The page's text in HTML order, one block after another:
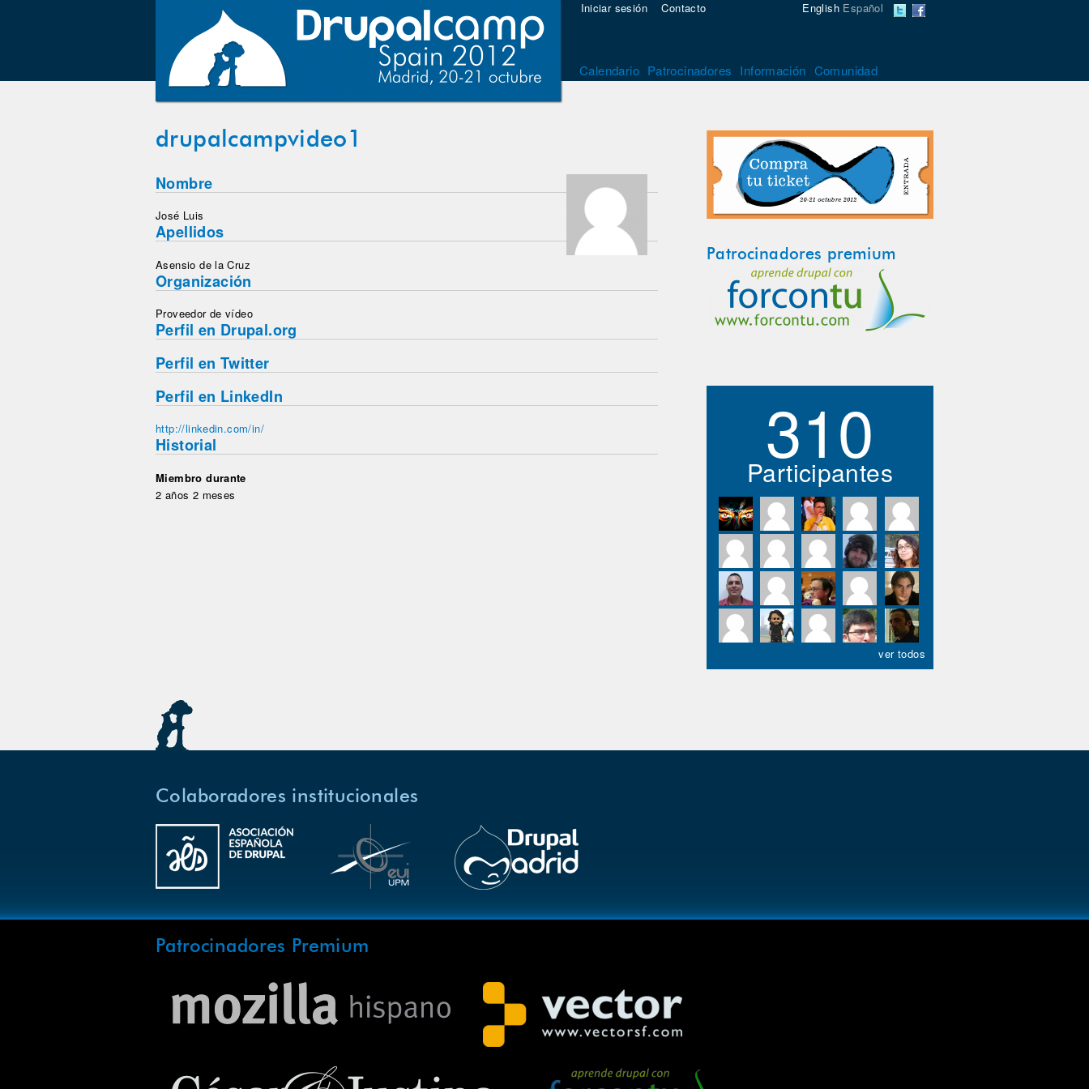
English Español
Iniciar sesión Contacto
Calendario Patrocinadores Información Comunidad
drupalcampvideo1
Nombre
José Luis
Apellidos
Asensio de la Cruz
Organización
Proveedor de vídeo
Perfil en Drupal.org
Perfil en Twitter
Perfil en LinkedIn
http://linkedin.com/in/
Historial
Miembro durante
2 años 2 meses
Patrocinadores premium
310
Participantes
ver todos
Colaboradores institucionales
Patrocinadores Premium